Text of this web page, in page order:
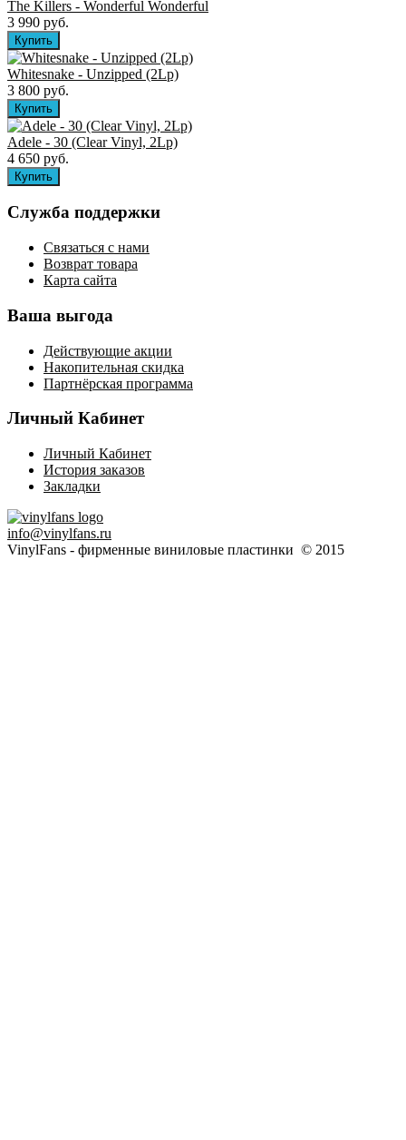
The Killers ‎- Wonderful Wonderful
3 990 руб.
Whitesnake - Unzipped (2Lp)
3 800 руб.
Adele - 30 (Clear Vinyl, 2Lp)
4 650 руб.
Служба поддержки
Связаться с нами
Возврат товара
Карта сайта
Ваша выгода
Действующие акции
Накопительная скидка
Партнёрская программа
Личный Кабинет
Личный Кабинет
История заказов
Закладки
info@vinylfans.ru
VinylFans - фирменные виниловые пластинки © 2015